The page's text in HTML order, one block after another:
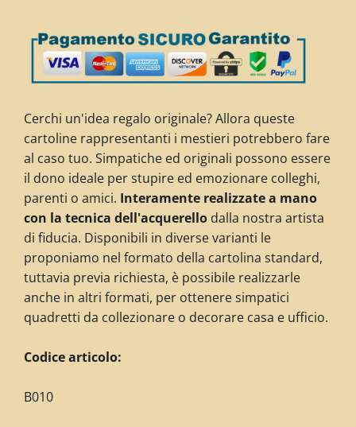
Cerchi un'idea regalo originale? Allora queste
cartoline rappresentanti i mestieri potrebbero fare
al caso tuo. Simpatiche ed originali possono essere
il dono ideale per stupire ed emozionare colleghi,
parenti o amici. Interamente realizzate a mano
con la tecnica dell'acquerello dalla nostra artista
di fiducia. Disponibili in diverse varianti le
proponiamo nel formato della cartolina standard,
tuttavia previa richiesta, è possibile realizzarle
anche in altri formati, per ottenere simpatici
quadretti da collezionare o decorare casa e ufficio.
Codice articolo:
B010